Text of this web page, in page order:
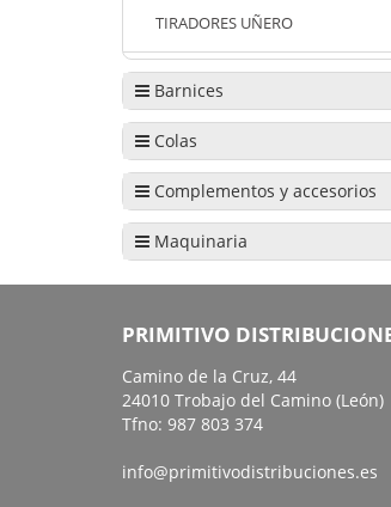
TIRADORES UÑERO
Barnices
Colas
Complementos y accesorios
Maquinaria
PRIMITIVO
Camino de la Cruz, 44
24010 Trobajo del Camino (León)
Tfno: 987 803 374
info@primitivodistribuciones.es